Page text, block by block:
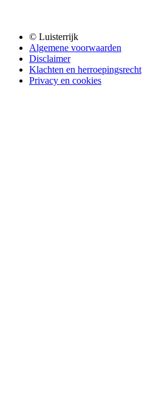
© Luisterrijk
Algemene voorwaarden
Disclaimer
Klachten en herroepingsrecht
Privacy en cookies